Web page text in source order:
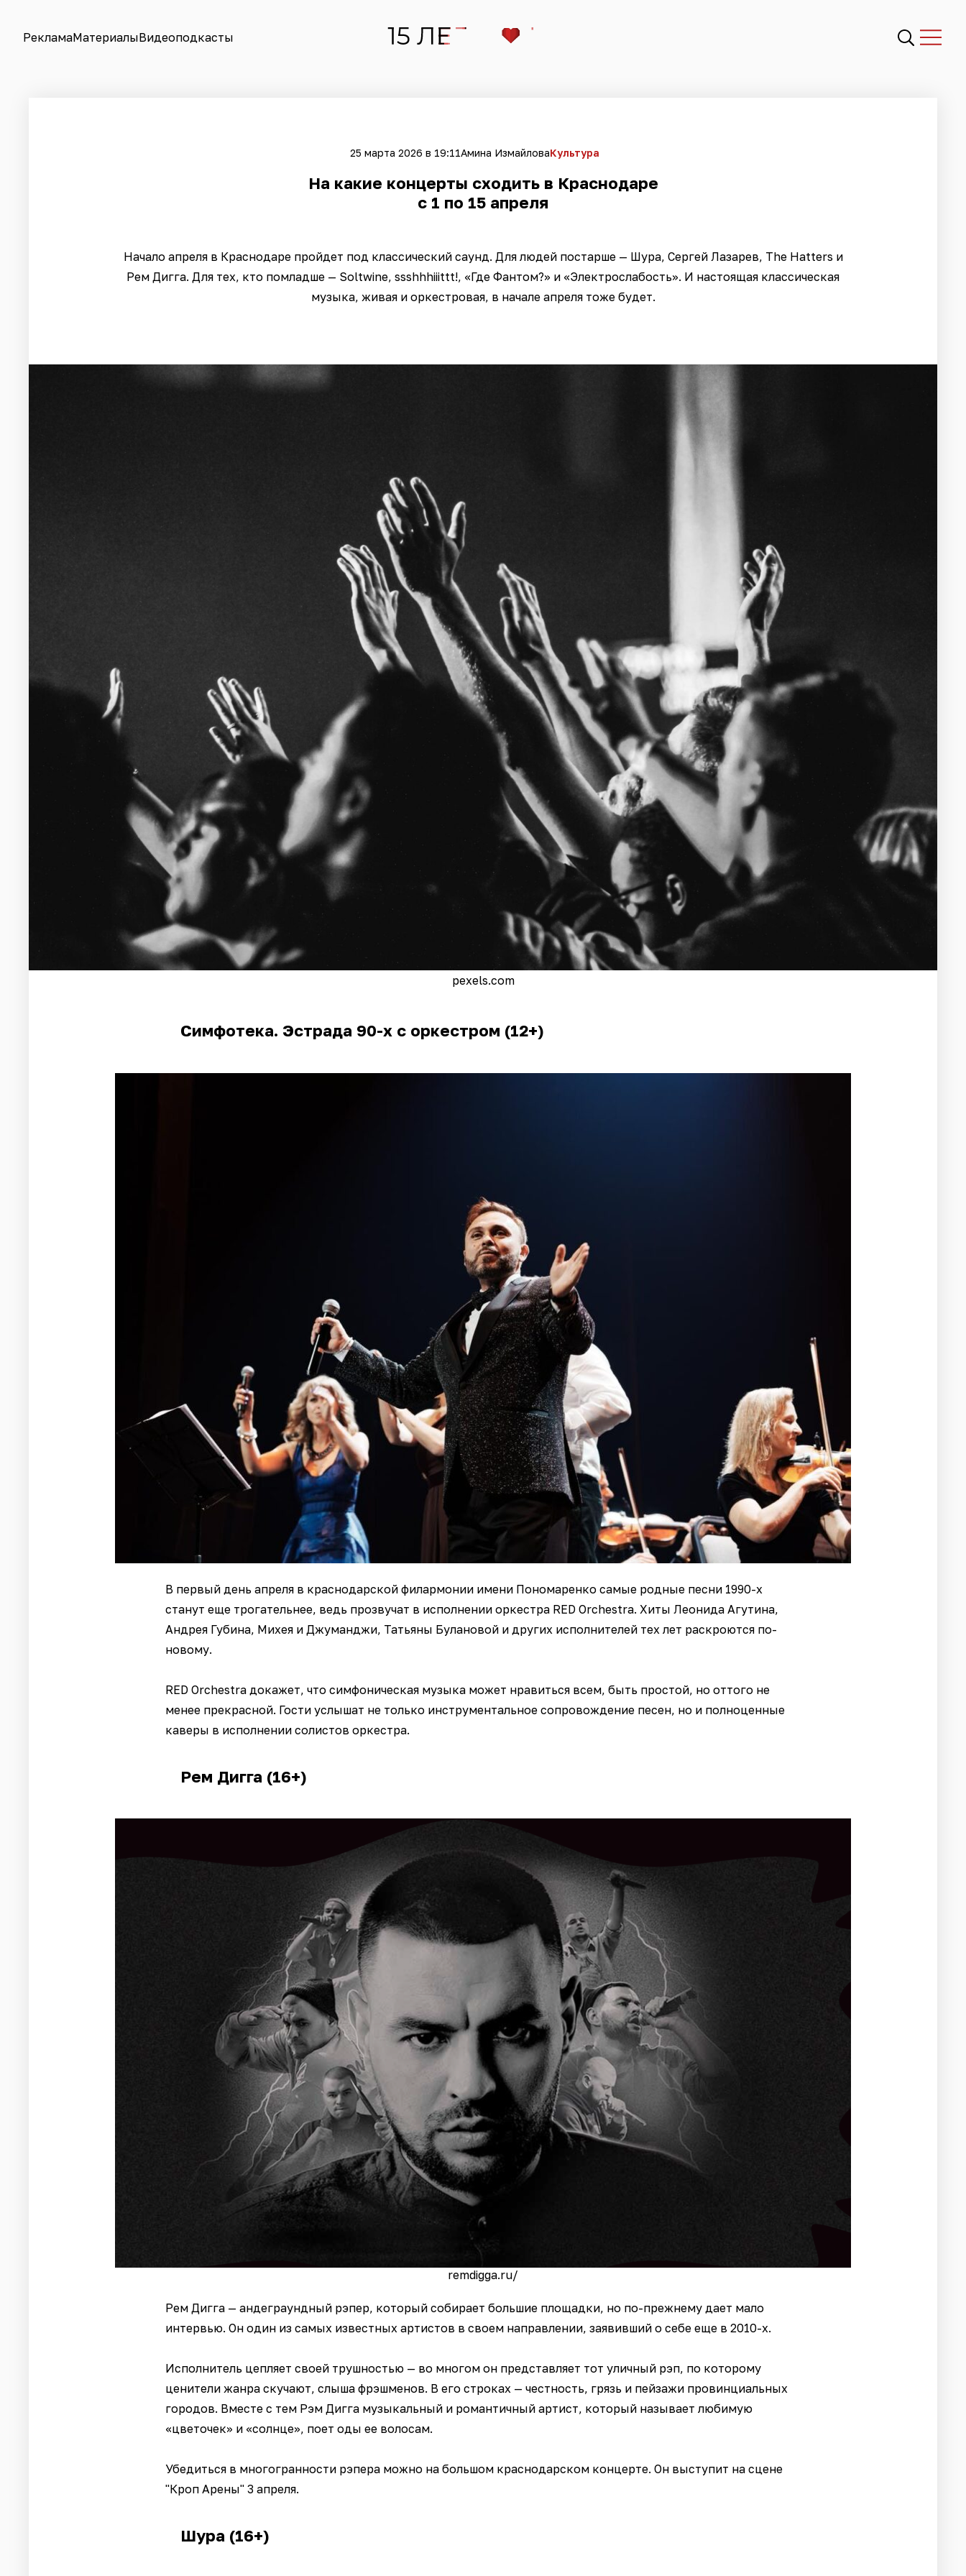
РекламаМатериалыВидеоподкасты
25 марта 2026 в 19:11Амина ИзмайловаКультура
На какие концерты сходить в Краснодаре
с 1 по 15 апреля
Начало апреля в Краснодаре пройдет под классический саунд. Для людей постарше — Шура, Сергей Лазарев, The Hatters и
Рем Дигга. Для тех, кто помладше — Soltwine, ssshhhiiittt!, «Где Фантом?» и «Электрослабость». И настоящая классическая
музыка, живая и оркестровая, в начале апреля тоже будет.
pexels.com
Симфотека. Эстрада 90-х с оркестром (12+)
В первый день апреля в краснодарской филармонии имени Пономаренко самые родные песни 1990-х
станут еще трогательнее, ведь прозвучат в исполнении оркестра RED Orchestra. Хиты Леонида Агутина,
Андрея Губина, Михея и Джуманджи, Татьяны Булановой и других исполнителей тех лет раскроются по-
новому.
RED Orchestra докажет, что симфоническая музыка может нравиться всем, быть простой, но оттого не
менее прекрасной. Гости услышат не только инструментальное сопровождение песен, но и полноценные
каверы в исполнении солистов оркестра.
Рем Дигга (16+)
remdigga.ru/
Рем Дигга — андеграундный рэпер, который собирает большие площадки, но по-прежнему дает мало
интервью. Он один из самых известных артистов в своем направлении, заявивший о себе еще в 2010-х.
Исполнитель цепляет своей трушностью — во многом он представляет тот уличный рэп, по которому
ценители жанра скучают, слыша фрэшменов. В его строках — честность, грязь и пейзажи провинциальных
городов. Вместе с тем Рэм Дигга музыкальный и романтичный артист, который называет любимую
«цветочек» и «солнце», поет оды ее волосам.
Убедиться в многогранности рэпера можно на большом краснодарском концерте. Он выступит на сцене
"Кроп Арены" 3 апреля.
Шура (16+)